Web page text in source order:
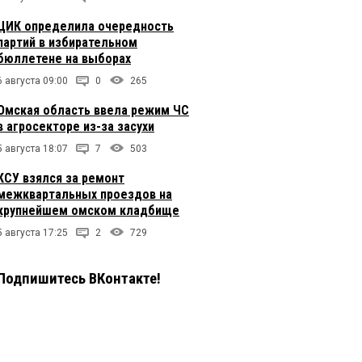
определила очередность
в избирательном
на выборах
августа 09:00 0 265
область ввела режим ЧС
агросекторе из-за засухи
августа 18:07 7 503
взялся за ремонт
проездов на
омском кладбище
августа 17:25 2 729
ВКонтакте!